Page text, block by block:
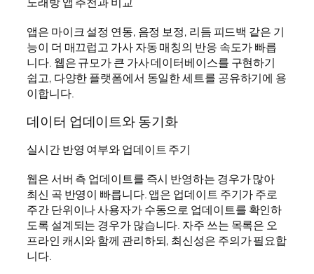
앱은 마이크 설정 연동, 음정 보정, 리듬 피드백 같은 기
능이 더 매끄럽고 가사 자동 매칭의 반응 속도가 빠릅
니다. 웹은 규모가 큰 가사 데이터베이스를 구현하기
쉽고, 다양한 플랫폼에서 동일한 세트를 공유하기에 용
이합니다.
데이터 업데이트와 동기화
실시간 반영 여부와 업데이트 주기
웹은 서버 측 업데이트를 즉시 반영하는 경우가 많아
최신 곡 반영이 빠릅니다. 앱은 업데이트 주기가 주로
주간 단위이나 사용자가 수동으로 업데이트를 확인하
도록 설계되는 경우가 많습니다. 자주 쓰는 목록은 오
프라인 캐시와 함께 관리하되, 최신성은 주의가 필요합
니다.